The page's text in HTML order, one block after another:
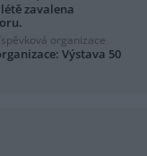
zavalena
organizace
Výstava 50